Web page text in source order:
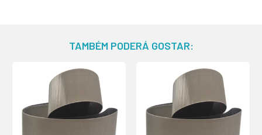
TAMBÉM PODERÁ GOSTAR: